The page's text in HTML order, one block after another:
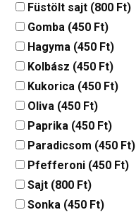
Füstölt sajt (800 Ft)
Gomba (450 Ft)
Hagyma (450 Ft)
Kolbász (450 Ft)
Kukorica (450 Ft)
Oliva (450 Ft)
Paprika (450 Ft)
Paradicsom (450 Ft)
Pfefferoni (450 Ft)
Sajt (800 Ft)
Sonka (450 Ft)